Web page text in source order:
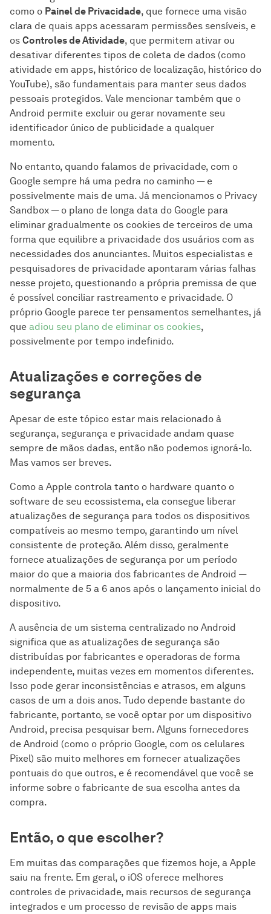
como o Painel de Privacidade, que fornece uma visão
clara de quais apps acessaram permissões sensíveis, e
os Controles de Atividade, que permitem ativar ou
desativar diferentes tipos de coleta de dados (como
atividade em apps, histórico de localização, histórico do
YouTube), são fundamentais para manter seus dados
pessoais protegidos. Vale mencionar também que o
Android permite excluir ou gerar novamente seu
identificador único de publicidade a qualquer
momento.
No entanto, quando falamos de privacidade, com o
Google sempre há uma pedra no caminho — e
possivelmente mais de uma. Já mencionamos o Privacy
Sandbox — o plano de longa data do Google para
eliminar gradualmente os cookies de terceiros de uma
forma que equilibre a privacidade dos usuários com as
necessidades dos anunciantes. Muitos especialistas e
pesquisadores de privacidade apontaram várias falhas
nesse projeto, questionando a própria premissa de que
é possível conciliar rastreamento e privacidade. O
próprio Google parece ter pensamentos semelhantes, já
que adiou seu plano de eliminar os cookies,
possivelmente por tempo indefinido.
Atualizações e correções de
segurança
Apesar de este tópico estar mais relacionado à
segurança, segurança e privacidade andam quase
sempre de mãos dadas, então não podemos ignorá-lo.
Mas vamos ser breves.
Como a Apple controla tanto o hardware quanto o
software de seu ecossistema, ela consegue liberar
atualizações de segurança para todos os dispositivos
compatíveis ao mesmo tempo, garantindo um nível
consistente de proteção. Além disso, geralmente
fornece atualizações de segurança por um período
maior do que a maioria dos fabricantes de Android —
normalmente de 5 a 6 anos após o lançamento inicial do
dispositivo.
A ausência de um sistema centralizado no Android
significa que as atualizações de segurança são
distribuídas por fabricantes e operadoras de forma
independente, muitas vezes em momentos diferentes.
Isso pode gerar inconsistências e atrasos, em alguns
casos de um a dois anos. Tudo depende bastante do
fabricante, portanto, se você optar por um dispositivo
Android, precisa pesquisar bem. Alguns fornecedores
de Android (como o próprio Google, com os celulares
Pixel) são muito melhores em fornecer atualizações
pontuais do que outros, e é recomendável que você se
informe sobre o fabricante de sua escolha antes da
compra.
Então, o que escolher?
Em muitas das comparações que fizemos hoje, a Apple
saiu na frente. Em geral, o iOS oferece melhores
controles de privacidade, mais recursos de segurança
integrados e um processo de revisão de apps mais